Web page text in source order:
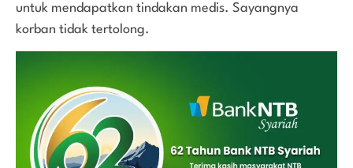
untuk mendapatkan tindakan medis. Sayangnya
korban tidak tertolong.